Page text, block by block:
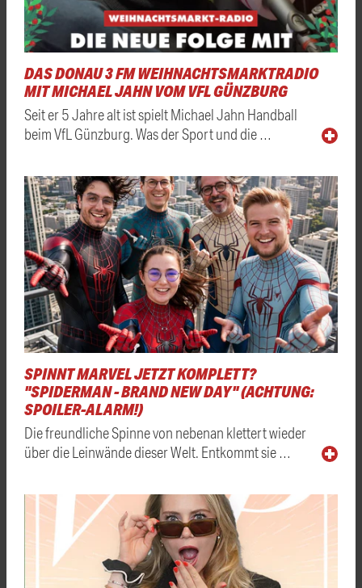
DAS DONAU 3 FM WEIHNACHTSMARKTRADIO
MIT MICHAEL JAHN VOM VFL GÜNZBURG
Seit er 5 Jahre alt ist spielt Michael Jahn Handball
beim VfL Günzburg. Was der Sport und die …
SPINNT MARVEL JETZT KOMPLETT?
"SPIDERMAN - BRAND NEW DAY" (ACHTUNG:
SPOILER-ALARM!)
Die freundliche Spinne von nebenan klettert wieder
über die Leinwände dieser Welt. Entkommt sie …